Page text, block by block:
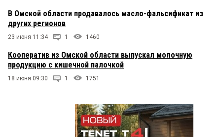
В Омской области продавалось масло-фальсификат из
других регионов
23 июня 11:34 1 1460
Кооператив из Омской области выпускал молочную
продукцию с кишечной палочкой
18 июня 09:30 1 1751